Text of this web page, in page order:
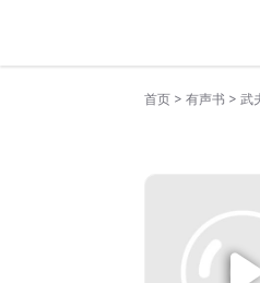
首页 > 有声书 > 武